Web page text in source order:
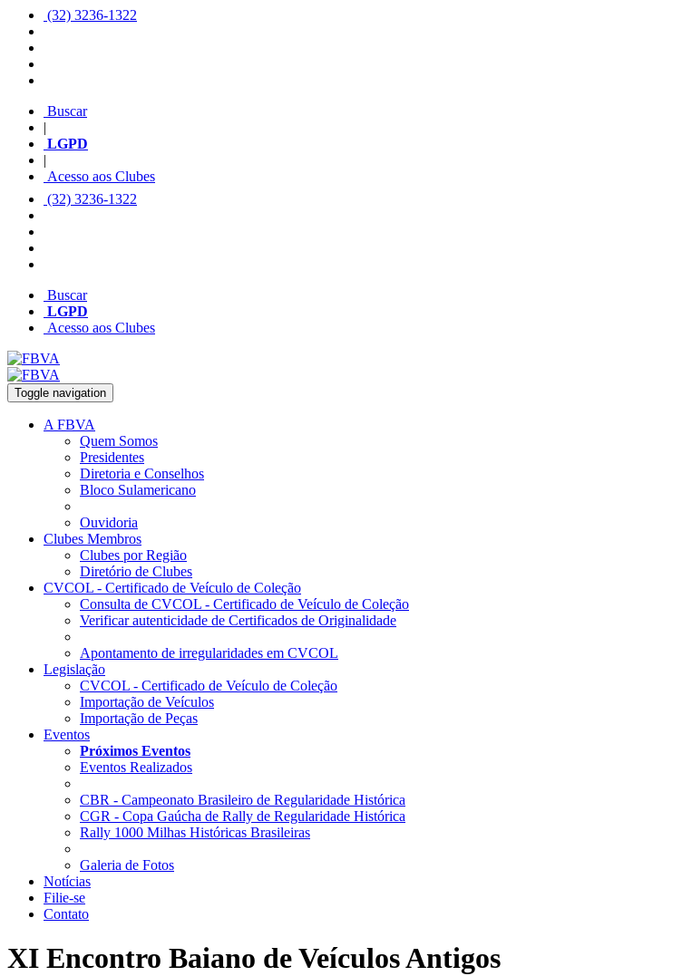
(32) 3236-1322
Buscar
|
LGPD
|
Acesso aos Clubes
(32) 3236-1322
Buscar
LGPD
Acesso aos Clubes
Toggle navigation
A FBVA
Quem Somos
Presidentes
Diretoria e Conselhos
Bloco Sulamericano
Ouvidoria
Clubes Membros
Clubes por Região
Diretório de Clubes
CVCOL - Certificado de Veículo de Coleção
Consulta de CVCOL - Certificado de Veículo de Coleção
Verificar autenticidade de Certificados de Originalidade
Apontamento de irregularidades em CVCOL
Legislação
CVCOL - Certificado de Veículo de Coleção
Importação de Veículos
Importação de Peças
Eventos
Próximos Eventos
Eventos Realizados
CBR - Campeonato Brasileiro de Regularidade Histórica
CGR - Copa Gaúcha de Rally de Regularidade Histórica
Rally 1000 Milhas Históricas Brasileiras
Galeria de Fotos
Notícias
Filie-se
Contato
XI Encontro Baiano de Veículos Antigos